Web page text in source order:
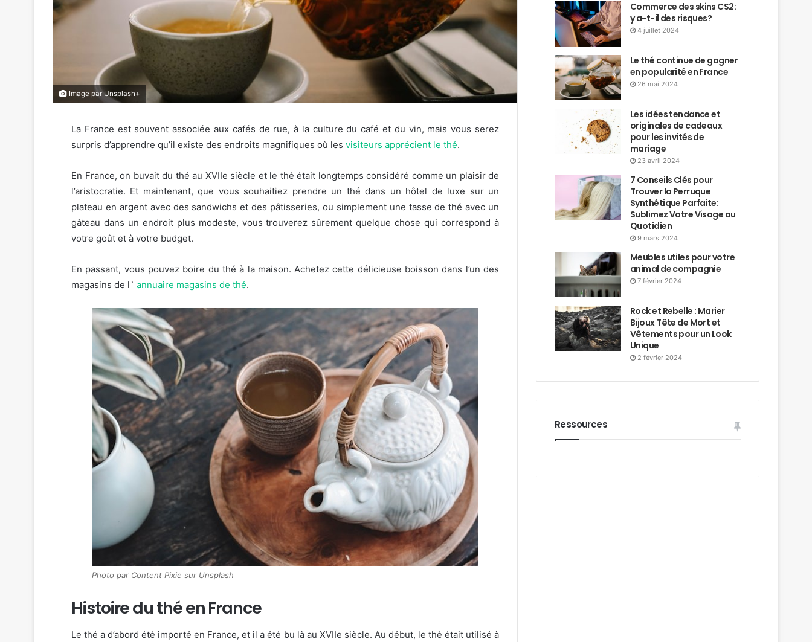
Image par Unsplash+
La France est souvent associée aux cafés de rue, à la culture du café et du vin, mais vous serez
surpris d’apprendre qu’il existe des endroits magnifiques où les visiteurs apprécient le thé.
En France, on buvait du thé au XVIIe siècle et le thé était longtemps considéré comme un plaisir de
l’aristocratie. Et maintenant, que vous souhaitiez prendre un thé dans un hôtel de luxe sur un
plateau en argent avec des sandwichs et des pâtisseries, ou simplement une tasse de thé avec un
gâteau dans un endroit plus modeste, vous trouverez sûrement quelque chose qui correspond à
votre goût et à votre budget.
En passant, vous pouvez boire du thé à la maison. Achetez cette délicieuse boisson dans l’un des
magasins de l` annuaire magasins de thé.
Photo par Content Pixie sur Unsplash
Histoire du thé en France
Le thé a d’abord été importé en France, et il a été bu là au XVIIe siècle. Au début, le thé était utilisé à
Commerce des skins CS2:
y a-t-il des risques?
4 juillet 2024
Le thé continue de gagner
en popularité en France
26 mai 2024
Les idées tendance et
originales de cadeaux
pour les invités de
mariage
23 avril 2024
7 Conseils Clés pour
Trouver la Perruque
Synthétique Parfaite:
Sublimez Votre Visage au
Quotidien
9 mars 2024
Meubles utiles pour votre
animal de compagnie
7 février 2024
Rock et Rebelle : Marier
Bijoux Tête de Mort et
Vêtements pour un Look
Unique
2 février 2024
Ressources